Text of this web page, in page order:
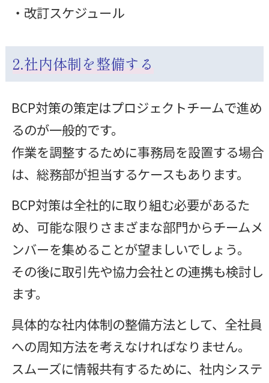
・改訂スケジュール
2.社内体制を整備する
BCP対策の策定はプロジェクトチームで進め
るのが一般的です。
作業を調整するために事務局を設置する場合
は、総務部が担当するケースもあります。
BCP対策は全社的に取り組む必要があるた
め、可能な限りさまざまな部門からチームメ
ンバーを集めることが望ましいでしょう。
その後に取引先や協力会社との連携も検討し
ます。
具体的な社内体制の整備方法として、全社員
への周知方法を考えなければなりません。
スムーズに情報共有するために、社内システ